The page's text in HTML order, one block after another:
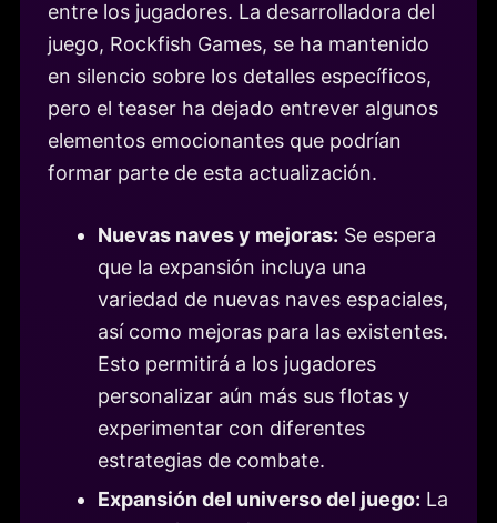
entre los jugadores. La desarrolladora del
juego, Rockfish Games, se ha mantenido
en silencio sobre los detalles específicos,
pero el teaser ha dejado entrever algunos
elementos emocionantes que podrían
formar parte de esta actualización.
Nuevas naves y mejoras: Se espera
que la expansión incluya una
variedad de nuevas naves espaciales,
así como mejoras para las existentes.
Esto permitirá a los jugadores
personalizar aún más sus flotas y
experimentar con diferentes
estrategias de combate.
Expansión del universo del juego: La